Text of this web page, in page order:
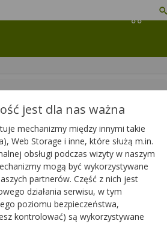
Drukuj/Zapisz
jest dla nas ważna
mechanizmy między innymi takie
Web Storage i inne, które służą m.in.
obsługi podczas wizyty w naszym
mogą być wykorzystywane
partnerów. Część z nich jest
działania serwisu, w tym
poziomu bezpieczeństwa,
kontrolować) są wykorzystywane